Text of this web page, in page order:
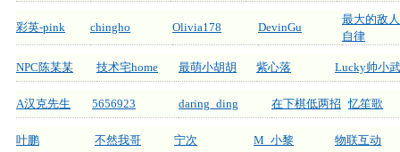
彩英-pink chingho Olivia178 DevinGu
最大的敌
自律
NPC陈某某 技术宅home 最萌小胡胡 紫心落 Lucky帅小武
A汉克先生 5656923 daring_ding 在下棋低两招 忆笙歌
叶鹏 不然我哥 宁次 M_小黎 物联互动